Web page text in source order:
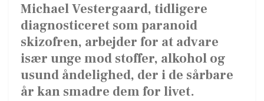
Michael Vestergaard, tidligere
diagnosticeret som paranoid
skizofren, arbejder for at advare
især unge mod stoffer, alkohol og
usund åndelighed, der i de sårbare
år kan smadre dem for livet.